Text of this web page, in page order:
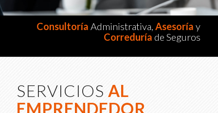
Consultoría Administrativa, Asesoríay
Correduría de Seguros
SERVICIOS AL
EMPRENDEDOR